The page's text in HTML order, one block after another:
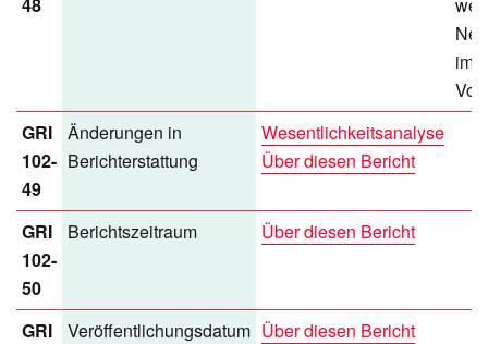
im
GRI
102-
49
Änderungen in
Berichterstattung
Wesentlichkeitsanalyse
Über diesen Bericht
GRI
102-
50
Berichtszeitraum Über diesen Bericht
GRI
Veröffentlichungsdatum Über diesen Bericht